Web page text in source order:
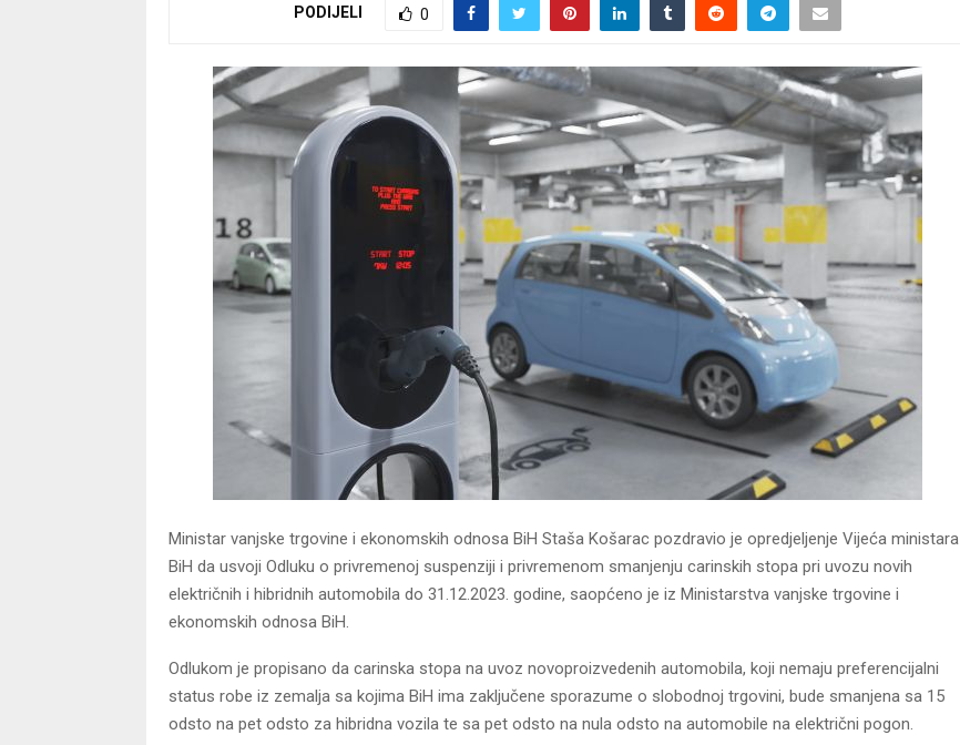
PODIJELI 0
Ministar vanjske trgovine i ekonomskih odnosa BiH Staša Košarac pozdravio je opredjeljenje Vijeća ministara
BiH da usvoji Odluku o privremenoj suspenziji i privremenom smanjenju carinskih stopa pri uvozu novih
električnih i hibridnih automobila do 31.12.2023. godine, saopćeno je iz Ministarstva vanjske trgovine i
ekonomskih odnosa BiH.
Odlukom je propisano da carinska stopa na uvoz novoproizvedenih automobila, koji nemaju preferencijalni
status robe iz zemalja sa kojima BiH ima zaključene sporazume o slobodnoj trgovini, bude smanjena sa 15
odsto na pet odsto za hibridna vozila te sa pet odsto na nula odsto na automobile na električni pogon.